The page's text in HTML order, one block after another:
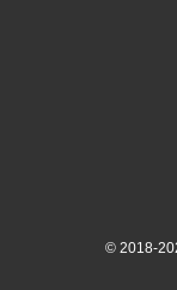
© 2018-